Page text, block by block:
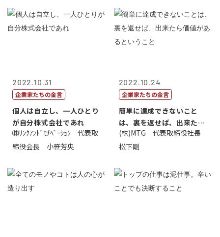
2022.10.31
企業家たちの金言
個人は自立し、一人ひとり
が自分株式会社であれ
㈱ﾘﾝｸｱﾝﾄﾞﾓﾁﾍﾞｰｼｮﾝ 代表取
締役会長 小笹芳央
2022.10.24
企業家たちの金言
簡単に達成できないこと
は、裏を返せば、出来たら
価値があるとい...
(株)MTG 代表取締役社長
松下剛